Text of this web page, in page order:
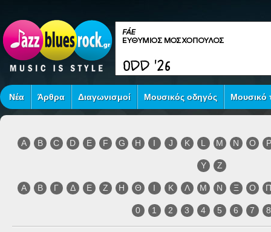
Νέα Άρθρα Διαγωνισμοί Μουσικός οδηγός Μουσικό
A B C D E F G H I J K L M N O P
Y Z
Α Β Γ Δ Ε Ζ Η Θ Ι Κ Λ Μ Ν Ξ Ο
0 1 2 3 4 5 6 7 8